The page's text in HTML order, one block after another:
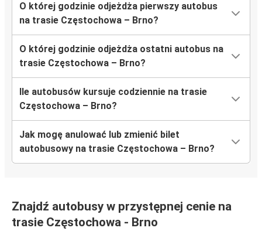
O której godzinie odjeżdża pierwszy autobus
na trasie Częstochowa – Brno?
O której godzinie odjeżdża ostatni autobus na
trasie Częstochowa – Brno?
Ile autobusów kursuje codziennie na trasie
Częstochowa – Brno?
Jak mogę anulować lub zmienić bilet
autobusowy na trasie Częstochowa – Brno?
Znajdź autobusy w przystępnej cenie na
trasie Częstochowa - Brno